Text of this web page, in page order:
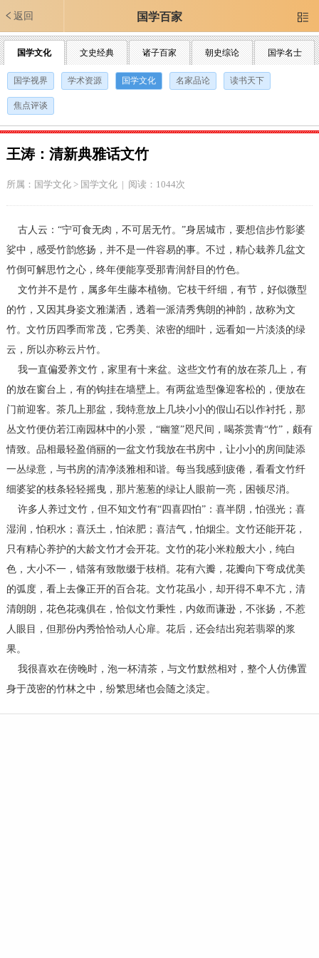
返回 国学百家 
国学文化 文史经典 诸子百家 朝史综论 国学名士
国学视界 学术资源 国学文化 名家品论 读书天下
焦点评谈
王涛：清新典雅话文竹
所属： 国学文化> 国学文化| 阅读：1044次
古人云：“宁可食无肉，不可居无竹。”身居城市，要想信步竹影婆
娑中，感受竹韵悠扬，并不是一件容易的事。不过，精心栽养几盆文
竹倒可解思竹之心，终年便能享受那青润舒目的竹色。
文竹并不是竹，属多年生藤本植物。它枝干纤细，有节，好似微型
的竹，又因其身姿文雅潇洒，透着一派清秀隽朗的神韵，故称为文
竹。文竹历四季而常茂，它秀美、浓密的细叶，远看如一片淡淡的绿
云，所以亦称云片竹。
我一直偏爱养文竹，家里有十来盆。这些文竹有的放在茶几上，有
的放在窗台上，有的钩挂在墙壁上。有两盆造型像迎客松的，便放在
门前迎客。茶几上那盆，我特意放上几块小小的假山石以作衬托，那
丛文竹便仿若江南园林中的小景，“幽篁”咫尺间，喝茶赏青“竹”，颇有
情致。品相最轻盈俏丽的一盆文竹我放在书房中，让小小的房间陡添
一丛绿意，与书房的清净淡雅相和谐。每当我感到疲倦，看看文竹纤
细婆娑的枝条轻轻摇曳，那片葱葱的绿让人眼前一亮，困顿尽消。
许多人养过文竹，但不知文竹有“四喜四怕”：喜半阴，怕强光；喜
湿润，怕积水；喜沃土，怕浓肥；喜洁气，怕烟尘。文竹还能开花，
只有精心养护的大龄文竹才会开花。文竹的花小米粒般大小，纯白
色，大小不一，错落有致散缀于枝梢。花有六瓣，花瓣向下弯成优美
的弧度，看上去像正开的百合花。文竹花虽小，却开得不卑不亢，清
清朗朗，花色花魂俱在，恰似文竹秉性，内敛而谦逊，不张扬，不惹
人眼目，但那份内秀恰恰动人心扉。花后，还会结出宛若翡翠的浆
果。
我很喜欢在傍晚时，泡一杯清茶，与文竹默然相对，整个人仿佛置
身于茂密的竹林之中，纷繁思绪也会随之淡定。